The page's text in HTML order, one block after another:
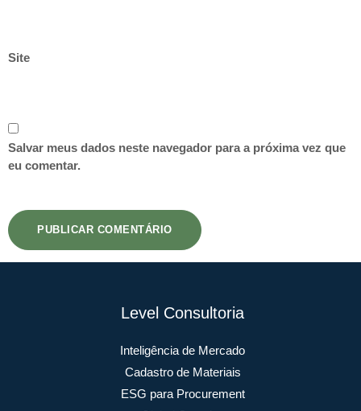
Site
Salvar meus dados neste navegador para a próxima vez que
eu comentar.
Level Consultoria
Inteligência de Mercado
Cadastro de Materiais
ESG para Procurement